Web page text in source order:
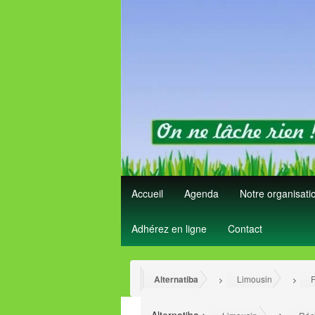
Accueil Agenda Notre
Adhérez en ligne Contact
Alternatiba > Limousin >